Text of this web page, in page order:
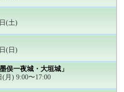
(土)
(日)
俣一夜城・大垣城」
(月) 9:00〜17:00